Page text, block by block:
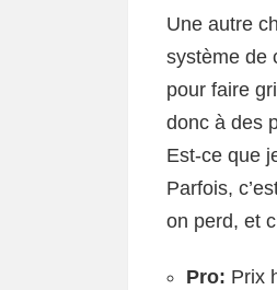
Une autre
système de
pour faire
donc à des
Est-ce que
Parfois,
on perd, et
Pro: Prix